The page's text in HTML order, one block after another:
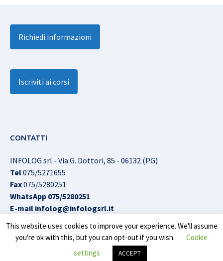
Richiedi informazioni
Iscriviti ai corsi
CONTATTI
INFOLOG srl - Via G. Dottori, 85 - 06132 (PG)
Tel075/5271655
Fax075/5280251
WhatsApp 075/5280251
E-mail infolog@infologsrl.it
Infolog srl © All Rights Reserved |Cookies Policy
This website uses cookies to improve your experience. We'll assume
you're ok with this, but you can opt-out if you wish.
Cookie
settings
ACCEPT